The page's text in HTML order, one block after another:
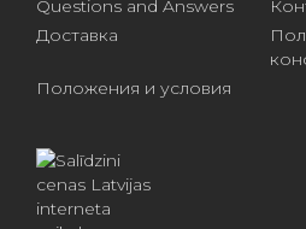
Questions and Answers
Доставка
Положения и условия